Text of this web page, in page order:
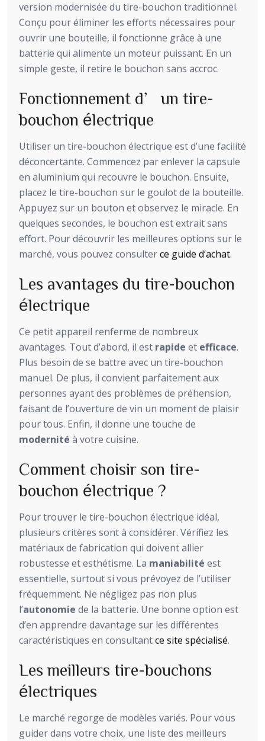
version modernisée du tire-bouchon traditionnel.
Conçu pour éliminer les efforts nécessaires pour
ouvrir une bouteille, il fonctionne grâce à une
batterie qui alimente un moteur puissant. En un
simple geste, il retire le bouchon sans accroc.
Fonctionnement d’un tire-
bouchon électrique
Utiliser un tire-bouchon électrique est d’une facilité
déconcertante. Commencez par enlever la capsule
en aluminium qui recouvre le bouchon. Ensuite,
placez le tire-bouchon sur le goulot de la bouteille.
Appuyez sur un bouton et observez le miracle. En
quelques secondes, le bouchon est extrait sans
effort. Pour découvrir les meilleures options sur le
marché, vous pouvez consulterce guide d’achat.
Les avantages du tire-bouchon
électrique
Ce petit appareil renferme de nombreux
avantages. Tout d’abord, il est rapide et efficace.
Plus besoin de se battre avec un tire-bouchon
manuel. De plus, il convient parfaitement aux
personnes ayant des problèmes de préhension,
faisant de l’ouverture de vin un moment de plaisir
pour tous. Enfin, il donne une touche de
modernité à votre cuisine.
Comment choisir son tire-
bouchon électrique ?
Pour trouver le tire-bouchon électrique idéal,
plusieurs critères sont à considérer. Vérifiez les
matériaux de fabrication qui doivent allier
robustesse et esthétisme. La maniabilité est
essentielle, surtout si vous prévoyez de l’utiliser
fréquemment. Ne négligez pas non plus
l’autonomie de la batterie. Une bonne option est
d’en apprendre davantage sur les différentes
caractéristiques en consultantce site spécialisé.
Les meilleurs tire-bouchons
électriques
Le marché regorge de modèles variés. Pour vous
guider dans votre choix, une liste des meilleurs